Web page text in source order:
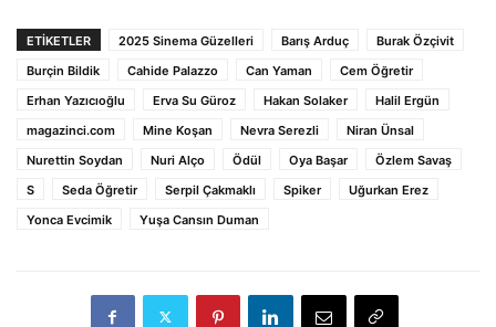
ETİKETLER 2025 Sinema Güzelleri Barış Arduç
Burak Özçivit
Burçin Bildik
Cahide Palazzo Can Yaman
Cem Öğretir
Erhan Yazıcıoğlu
Erva Su Güroz Hakan Solaker
Halil Ergün
magazinci.com
Mine Koşan Nevra Serezli
Niran Ünsal
Nurettin Soydan
Nuri Alço Ödül Oya Başar
Özlem Savaş
S
Seda Öğretir Serpil Çakmaklı Spiker
Uğurkan Erez
Yonca Evcimik
Yuşa Cansın Duman